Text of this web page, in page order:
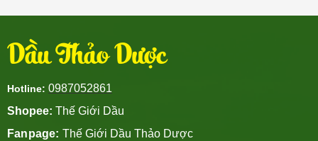
Dầu Thảo Dược
Hotline: 0987052861
Shopee: Thế Giới Dầu
Fanpage: Thế Giới Dầu Thảo Dược